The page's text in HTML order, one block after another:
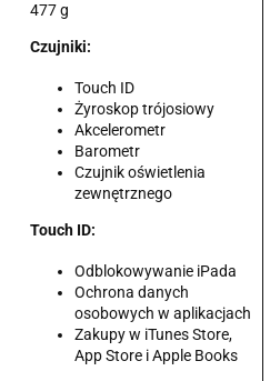
477 g
Czujniki:
Touch ID
Żyroskop trójosiowy
Akcelerometr
Barometr
Czujnik oświetlenia
zewnętrznego
Touch ID:
Odblokowywanie iPada
Ochrona danych
osobowych w aplikacjach
Zakupy w iTunes Store,
App Store i Apple Books